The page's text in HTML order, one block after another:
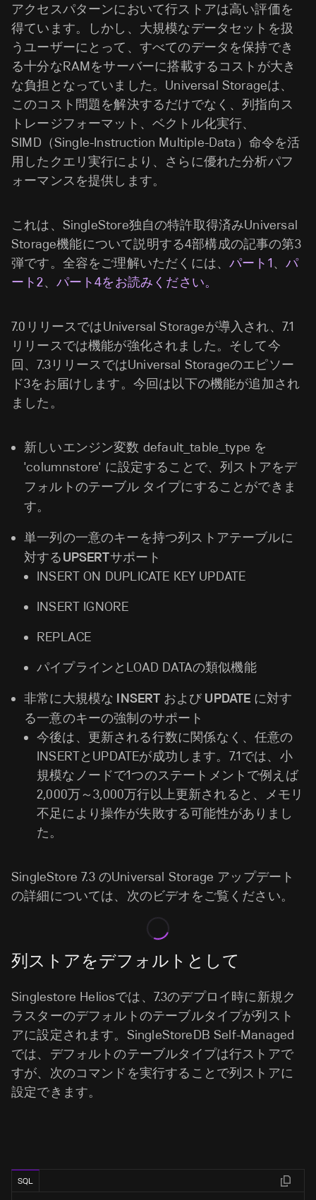
アクセスパターンにおいて行ストアは高い評価を
得ています。しかし、大規模なデータセットを扱
うユーザーにとって、すべてのデータを保持でき
る十分なRAMをサーバーに搭載するコストが大き
な負担となっていました。Universal Storageは、
このコスト問題を解決するだけでなく、列指向ス
トレージフォーマット、ベクトル化実行、
SIMD（Single-Instruction Multiple-Data）命令を活
用したクエリ実行により、さらに優れた分析パフ
ォーマンスを提供します。
これは、SingleStore独自の特許取得済みUniversal
Storage機能について説明する4部構成の記事の第3
弾です。全容をご理解いただくには、パート1、 パ
ート2、 パート4をお読みください。
7.0リリースではUniversal Storageが導入され、7.1
リリースでは機能が強化されました。そして今
回、7.3リリースではUniversal Storageのエピソー
ド3をお届けします。今回は以下の機能が追加され
ました。
新しいエンジン変数 default_table_type を
'columnstore' に設定することで、列ストアをデ
フォルトのテーブル タイプにすることができま
す。
単一列の一意のキーを持つ列ストアテーブルに
対するUPSERTサポート
INSERT ON DUPLICATE KEY UPDATE
INSERT IGNORE
REPLACE
パイプラインとLOAD DATAの類似機能
非常に大規模な INSERT および UPDATE に対す
る一意のキーの強制のサポート
今後は、更新される行数に関係なく、任意の
INSERTとUPDATEが成功します。7.1では、小
規模なノードで1つのステートメントで例えば
2,000万～3,000万行以上更新されると、メモリ
不足により操作が失敗する可能性がありまし
た。
SingleStore 7.3 のUniversal Storage アップデート
の詳細については、次のビデオをご覧ください。
列ストアをデフォルトとして
Singlestore Heliosでは、7.3のデプロイ時に新規ク
ラスターのデフォルトのテーブルタイプが列スト
アに設定されます。SingleStoreDB Self-Managed
では、デフォルトのテーブルタイプは行ストアで
すが、次のコマンドを実行することで列ストアに
設定できます。
SQL